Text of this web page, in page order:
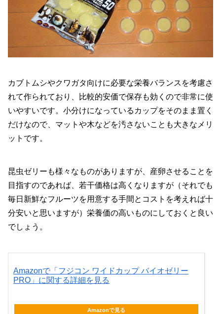
カブトムシやクワガタ向けに必要な栄養バランスを考慮さ
れて作られており、比較的安価で保存も効くので非常に使
いやすいです。小分けになっているカップをそのまま置く
だけなので、マットや木などを汚さないことも大きなメリ
ットです。
昆虫ゼリーも様々なものがありますが、産卵させることを
目指すのであれば、若干価格は高くなりますが（それでも
毎日新鮮なフルーツを用意する手間とコストを考えれば十
分安いと思いますが）栄養価の高いものにしておくと良い
でしょう。
Amazonで「フジコン ワイドカップ バイオゼリー
PRO」に関する詳細を見る
Amazonで見る